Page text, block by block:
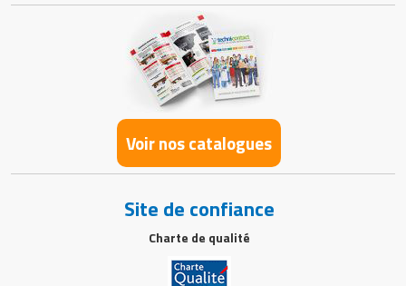
Voir nos catalogues
Site de confiance
Charte de qualité